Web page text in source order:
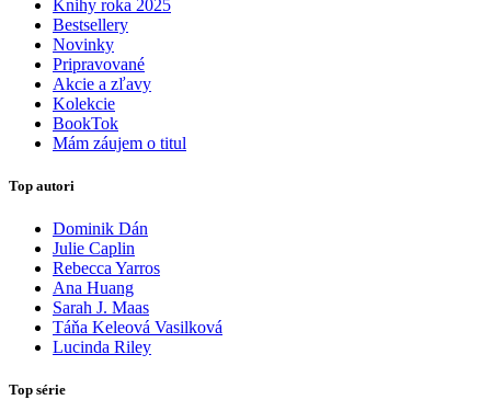
Knihy roka 2025
Bestsellery
Novinky
Pripravované
Akcie a zľavy
Kolekcie
BookTok
Mám záujem o titul
Top autori
Dominik Dán
Julie Caplin
Rebecca Yarros
Ana Huang
Sarah J. Maas
Táňa Keleová Vasilková
Lucinda Riley
Top série